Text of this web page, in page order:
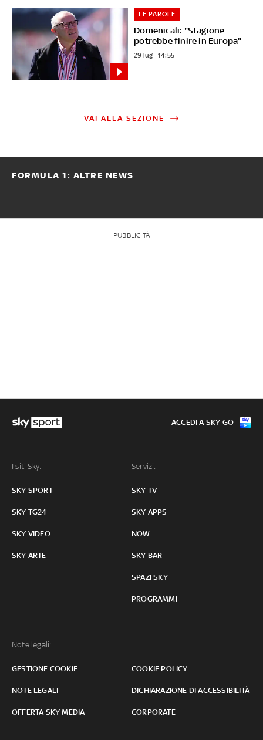
Domenicali: "Stagione
potrebbe finire in Europa"
LE PAROLE
29 lug - 14:55
VAI ALLA SEZIONE
FORMULA 1: ALTRE NEWS
PUBBLICITÀ
I siti Sky:
SKY SPORT
SKY TG24
SKY VIDEO
SKY ARTE
Servizi:
SKY TV
SKY APPS
NOW
SKY BAR
SPAZI SKY
PROGRAMMI
Note legali:
GESTIONE COOKIE COOKIE POLICY
NOTE LEGALI DICHIARAZIONE DI ACCESSIBILITÀ
OFFERTA SKY MEDIA CORPORATE
ACCEDI A SKY GO